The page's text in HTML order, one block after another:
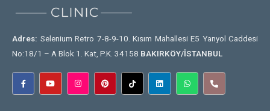
Devamını oku
Adres: Selenium Retro 7-8-9-10. Kısım Mahallesi E5 Yanyol Caddesi
No:18/1 – A Blok 1. Kat, P.K. 34158 BAKIRKÖY/İSTANBUL